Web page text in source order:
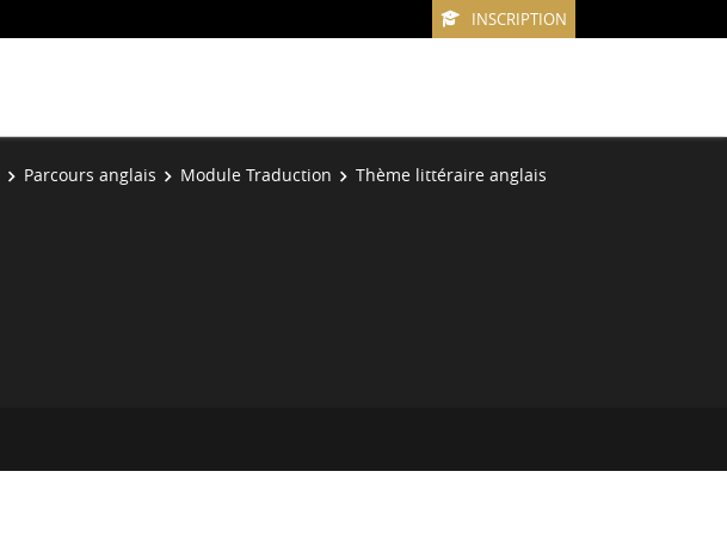
INSCRIPTION
Parcours anglais Module Traduction Thème littéraire anglais